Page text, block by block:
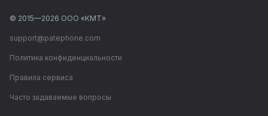
© 2015—2026 ООО «КМТ»
support@patephone.com
Политика конфиденциальности
Правила сервиса
Часто задаваемые вопросы